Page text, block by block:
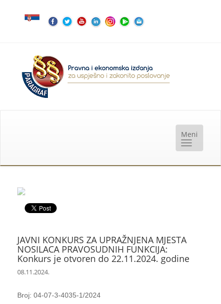
JAVNI KONKURS ZA UPRAŽNJENA MJESTA
NOSILACA PRAVOSUDNIH FUNKCIJA:
Konkurs je otvoren do 22.11.2024. godine
08.11.2024.
Broj: 04-07-3-4035-1/2024